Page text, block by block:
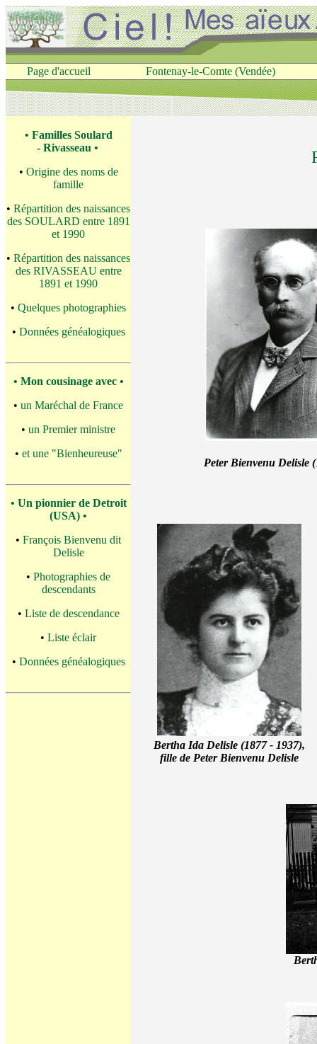
Page d'accueil Fontenay-le-Comte (Vendée)
• Familles Soulard
- Rivasseau •
• Origine des noms de
famille
• Répartition des naissances
des SOULARD entre 1891
et 1990
• Répartition des naissances
des RIVASSEAU entre
1891 et 1990
• Quelques photographies
• Données généalogiques
• Mon cousinage avec •
• un Maréchal de France
• un Premier ministre
• et une "Bienheureuse"
• Un pionnier de Detroit
(USA) •
• François Bienvenu dit
Delisle
• Photographies de
descendants
• Liste de descendance
• Liste éclair
• Données généalogiques
Peter Bienvenu Delisle
Bertha Ida Delisle (1877 - 1937),
fille de Peter Bienvenu Delisle